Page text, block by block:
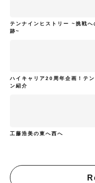
テンナインヒストリー ~挑戦へ
跡~
ハイキャリア20周年企画！テン
ン紹介
工藤浩美の東へ西へ